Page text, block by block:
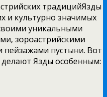
Язды
и культурно значимых
уникальными
зороастрийскими
пустыни. Вот
Язды особенным: